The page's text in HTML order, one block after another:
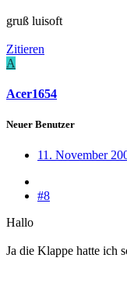
gruß luisoft
Zitieren
A
Acer1654
Neuer Benutzer
11. November
#8
Hallo
Ja die Klappe hatte ich